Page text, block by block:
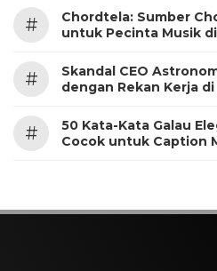
#
Chordtela: Sumber
untuk Pecinta Musik
#
Skandal CEO
dengan Rekan Kerja
#
50 Kata-Kata Galau
Cocok untuk Caption